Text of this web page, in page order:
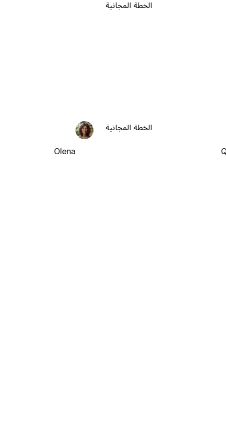
الخطة المجانية
الخطة المجانية
Olena